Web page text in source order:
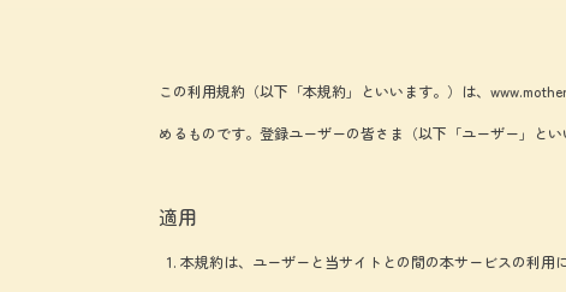
この利用規約（以下「本規約」といいます。）は、
めるものです。登録ユーザーの皆さま（以下「ユーザー」と
適用
本規約は、ユーザーと当サイトとの間の本サービスの利用